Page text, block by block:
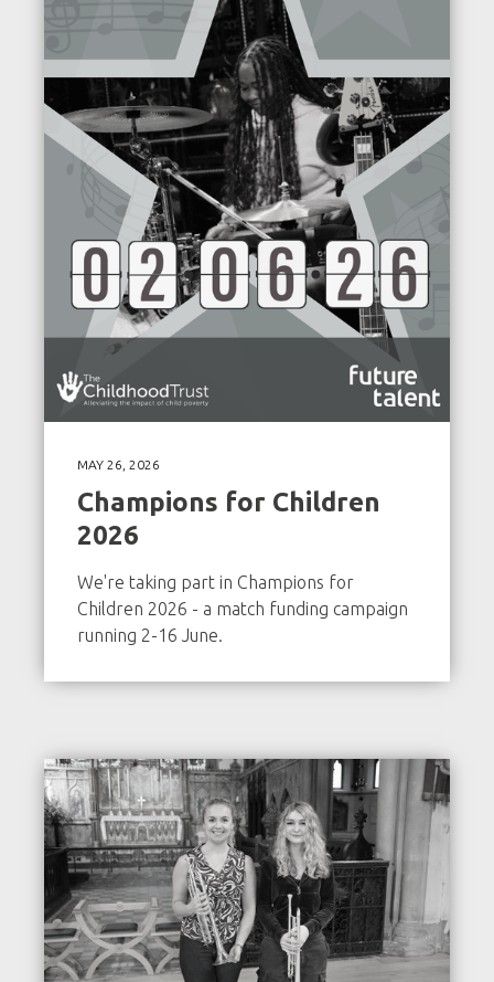
MAY 26, 2026
Champions for Children
2026
We're taking part in Champions for
Children 2026 - a match funding campaign
running 2-16 June.